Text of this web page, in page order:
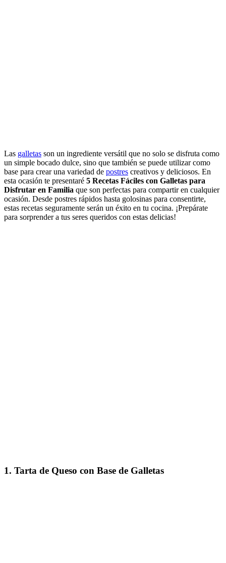
Las galletas son un ingrediente versátil que no solo se disfruta como
un simple bocado dulce, sino que también se puede utilizar como
base para crear una variedad de postres creativos y deliciosos. En
esta ocasión te presentaré 5 Recetas Fáciles con Galletas para
Disfrutar en Familia que son perfectas para compartir en cualquier
ocasión. Desde postres rápidos hasta golosinas para consentirte,
estas recetas seguramente serán un éxito en tu cocina. ¡Prepárate
para sorprender a tus seres queridos con estas delicias!
1. Tarta de Queso con Base de Galletas